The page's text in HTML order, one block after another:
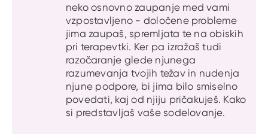
neko osnovno zaupanje med vami
vzpostavljeno - določene probleme
jima zaupaš, spremljata te na obiskih
pri terapevtki. Ker pa izražaš tudi
razočaranje glede njunega
razumevanja tvojih težav in nudenja
njune podpore, bi jima bilo smiselno
povedati, kaj od njiju pričakuješ. Kako
si predstavljaš vaše sodelovanje.